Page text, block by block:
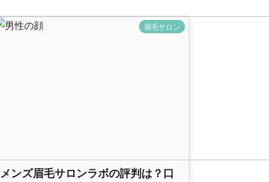
眉毛サロン
メンズ眉毛サロンラボの評判は？口